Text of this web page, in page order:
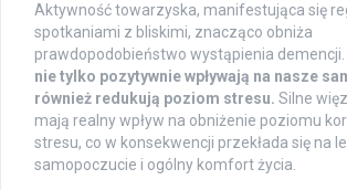
Aktywność towarzyska, manifestująca się
spotkaniami z bliskimi, znacząco obniża
prawdopodobieństwo wystąpienia demencji.
nie tylko pozytywnie wpływają na nasze
również redukują poziom stresu. Silne
mają realny wpływ na obniżenie poziomu
stresu, co w konsekwencji przekłada się na
samopoczucie i ogólny komfort życia.